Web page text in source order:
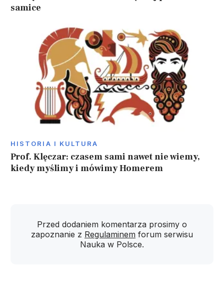
samice
HISTORIA I KULTURA
Prof. Klęczar: czasem sami nawet nie wiemy,
kiedy myślimy i mówimy Homerem
Przed dodaniem komentarza prosimy o
zapoznanie z Regulaminem forum serwisu
Nauka w Polsce.